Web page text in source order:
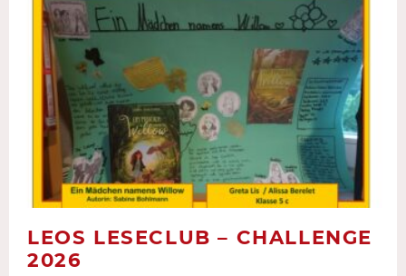
LEOS LESECLUB – CHALLENGE
2026